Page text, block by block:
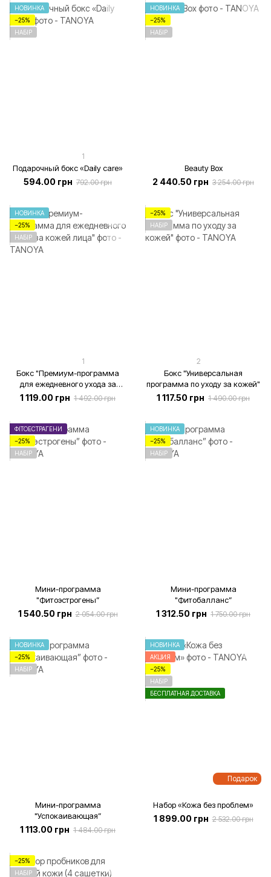
НОВИНКА
−25%
НАБІР
1
Подарочный бокс «Daily care»
594.00 грн 792.00 грн
НОВИНКА
−25%
НАБІР
Beauty Box
2 440.50 грн 3 254.00 грн
НОВИНКА
−25%
НАБІР
1
Бокс "Премиум-программа
для ежедневного ухода за
кожей лица"
1 119.00 грн 1 492.00 грн
−25%
НАБІР
2
Бокс "Универсальная
программа по уходу за кожей"
1 117.50 грн 1 490.00 грн
ФІТОЕСТРАГЕНИ
−25%
НАБІР
Мини-программа
"Фитоэстрогены”
1 540.50 грн 2 054.00 грн
НОВИНКА
−25%
НАБІР
Мини-программа
"Фитобалланс”
1 312.50 грн 1 750.00 грн
НОВИНКА
−25%
НАБІР
Мини-программа
"Успокаивающая”
1 113.00 грн 1 484.00 грн
Подарок
НОВИНКА
АКЦИЯ
−25%
НАБІР
БЕСПЛАТНАЯ ДОСТАВКА
Набор «Кожа без проблем»
1 899.00 грн 2 532.00 грн
−25%
НАБІР